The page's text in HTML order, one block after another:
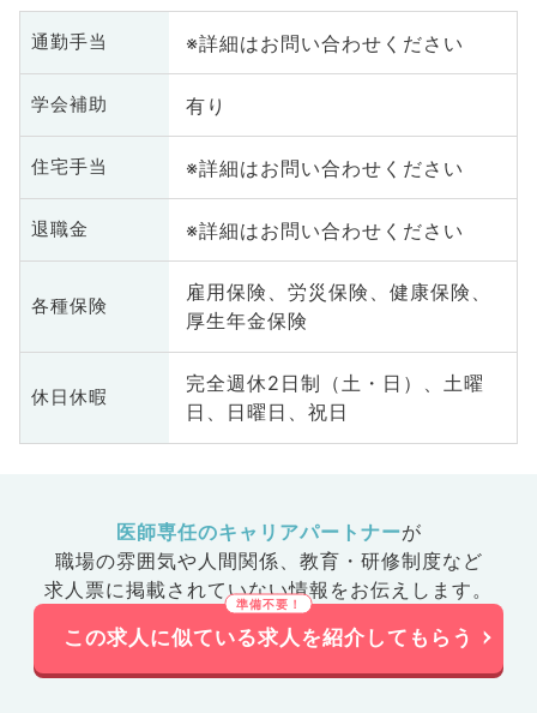
通勤手当 ※詳細はお問い合わせください
学会補助 有り
住宅手当 ※詳細はお問い合わせください
退職金 ※詳細はお問い合わせください
各種保険
雇用保険、労災保険、健康保険、
厚生年金保険
休日休暇
完全週休2日制（土・日）、土曜
日、日曜日、祝日
医師専任のキャリアパートナーが
職場の雰囲気や人間関係、 教育・研修制度など
求人票に掲載されていない情報をお伝えします。
この求人に似ている求人を紹介してもらう